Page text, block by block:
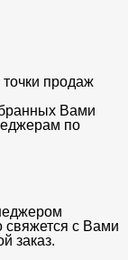
продаж
Вами
по
свяжется с Вами
заказ.